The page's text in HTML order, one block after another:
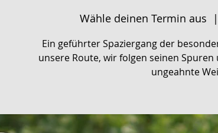
Wähle deinen Termin aus
  |
Ein geführter Spaziergang der
unsere Route, wir folgen seinen
ungeahnte